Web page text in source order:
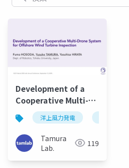
Development of a
Cooperative Multi-
Drone System for
Offshore Wind
Turbine Inspection
(SICE FES 2025)
洋上風力発電
Tamura
Lab.
119